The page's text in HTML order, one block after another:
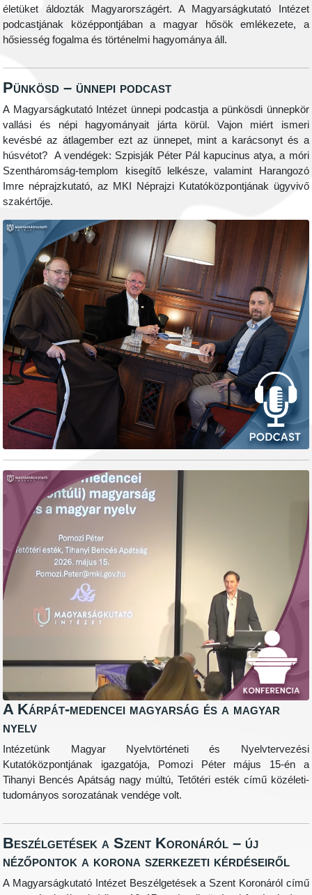
életüket áldozták Magyarországért. A Magyarságkutató Intézet
podcastjának középpontjában a magyar hősök emlékezete, a
hősiesség fogalma és történelmi hagyománya áll.
Pünkösd – ünnepi podcast
A Magyarságkutató Intézet ünnepi podcastja a pünkösdi ünnepkör
vallási és népi hagyományait járta körül. Vajon miért ismeri
kevésbé az átlagember ezt az ünnepet, mint a karácsonyt és a
húsvétot? A vendégek: Szpisják Péter Pál kapucinus atya, a móri
Szentháromság-templom kisegítő lelkésze, valamint Harangozó
Imre néprajzkutató, az MKI Néprajzi Kutatóközpontjának ügyvivő
szakértője.
A Kárpát-medencei magyarság és a magyar
nyelv
Intézetünk Magyar Nyelvtörténeti és Nyelvtervezési
Kutatóközpontjának igazgatója, Pomozi Péter május 15-én a
Tihanyi Bencés Apátság nagy múltú, Tetőtéri esték című közéleti-
tudományos sorozatának vendége volt.
Beszélgetések a Szent Koronáról – új
nézőpontok a korona szerkezeti kérdéseiről
A Magyarságkutató Intézet Beszélgetések a Szent Koronáról című